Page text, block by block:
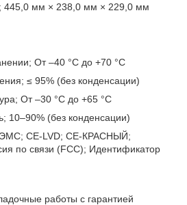
445,0 мм × 238,0 мм × 229,0 мм
От –40 °C до +70 °C
≤ 95% (без конденсации)
От –30 °C до +65 °C
10–90% (без конденсации)
CE-LVD; CE-КРАСНЫЙ;
по связи (FCC); Идентификатор
работы с гарантией